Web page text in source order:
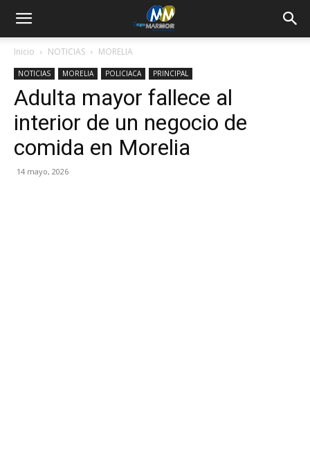
Inicio NOTICIAS MORELIA
NOTICIAS MORELIA POLICIACA PRINCIPAL
Adulta mayor fallece al
interior de un negocio de
comida en Morelia
14 mayo, 2026